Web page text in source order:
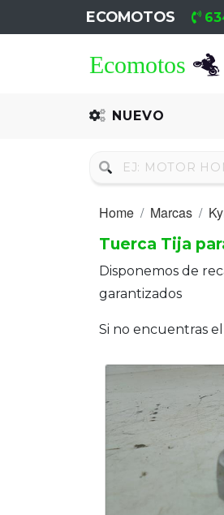
ECOMOTOS
NUEVO
Recambio
Neumáticos
Motores
Tasaciones
Formulario
Home Marcas
Tuerca Tija
Disponemos de
garantizados
Si no encuentras